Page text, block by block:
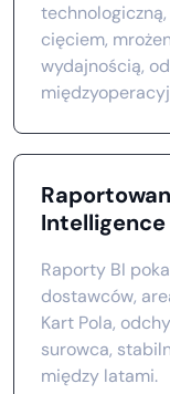
cięciem,
wydajnością,
Intelligence
Raporty BI
dostawców,
Kart Pola,
surowca,
między latami.